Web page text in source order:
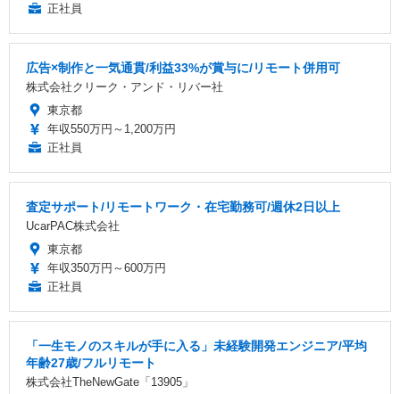
正社員
広告×制作と一気通貫/利益33%が賞与に/リモート併用可
株式会社クリーク・アンド・リバー社
東京都
年収550万円～1,200万円
正社員
査定サポート/リモートワーク・在宅勤務可/週休2日以上
UcarPAC株式会社
東京都
年収350万円～600万円
正社員
「一生モノのスキルが手に入る」未経験開発エンジニア/平均
年齢27歳/フルリモート
株式会社TheNewGate「13905」